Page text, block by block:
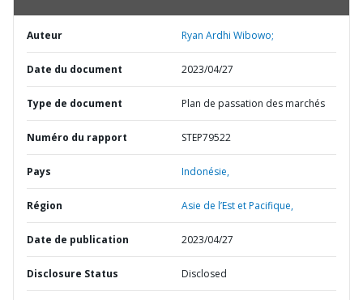
Auteur Ryan Ardhi Wibowo;
Date du document 2023/04/27
Type de document Plan de passation des marchés
Numéro du rapport STEP79522
Pays Indonésie,
Région Asie de l’Est et Pacifique,
Date de publication 2023/04/27
Disclosure Status Disclosed